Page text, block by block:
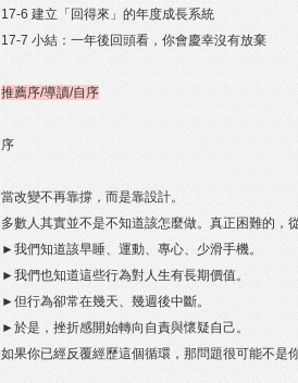
17-6 建立「回得來」的年度成長系統
17-7 小結：一年後回頭看，你會慶幸沒有放棄
推薦序/導讀/自序
序
當改變不再靠撐，而是靠設計。
多數人其實並不是不知道該怎麼做。真正困難的，
►我們知道該早睡、運動、專心、少滑手機。
►我們也知道這些行為對人生有長期價值。
►但行為卻常在幾天、幾週後中斷。
►於是，挫折感開始轉向自責與懷疑自己。
如果你已經反覆經歷這個循環，那問題很可能不是